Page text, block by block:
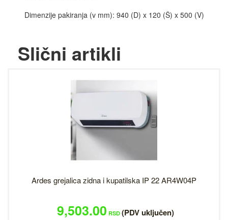
Dimenzije pakiranja (v mm): 940 (D) x 120 (Š) x 500 (V)
Slični artikli
Ardes grejalica zidna i kupatilska IP 22 AR4W04P
9,503.00 RSD (PDV uključen)